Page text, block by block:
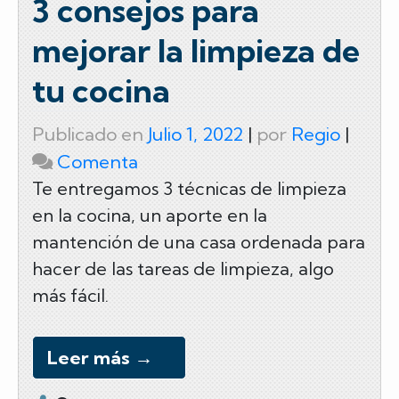
o
k
3 consejos para
mejorar la limpieza de
tu cocina
Publicado en Julio 1, 2022 | por Regio|
Comentaon
3
consejos
para
mejorar
de
tu
Te entregamos 3 técnicas de limpieza
en la cocina, un aporte en la
mantención de una casa ordenada para
hacer de las tareas de limpieza, algo
más fácil.
Leer más →